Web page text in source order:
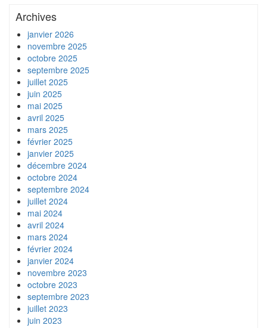
Archives
janvier 2026
novembre 2025
octobre 2025
septembre 2025
juillet 2025
juin 2025
mai 2025
avril 2025
mars 2025
février 2025
janvier 2025
décembre 2024
octobre 2024
septembre 2024
juillet 2024
mai 2024
avril 2024
mars 2024
février 2024
janvier 2024
novembre 2023
octobre 2023
septembre 2023
juillet 2023
juin 2023